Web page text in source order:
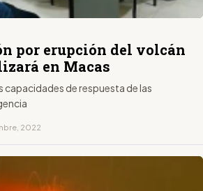
por erupción del volcán
en Macas
capacidades de respuesta de las
2022